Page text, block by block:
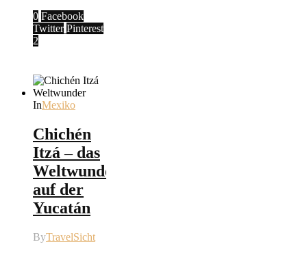
0 Facebook
Twitter Pinterest
2
InMexiko
Chichén
Itzá – das
Weltwunder
auf der
Yucatán
ByTravelSicht